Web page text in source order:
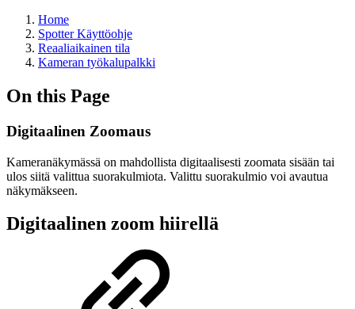
Home
Spotter Käyttöohje
Reaaliaikainen tila
Kameran työkalupalkki
On this Page
Digitaalinen Zoomaus
Kameranäkymässä on mahdollista digitaalisesti zoomata sisään tai
ulos siitä valittua suorakulmiota. Valittu suorakulmio voi avautua
näkymäkseen.
Digitaalinen zoom hiirellä